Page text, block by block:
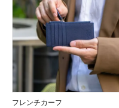
フレンチカーフ